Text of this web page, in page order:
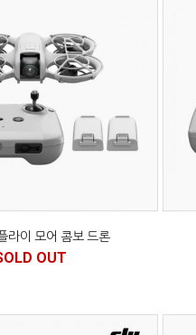
라이 모어 콤보 드론
OUT